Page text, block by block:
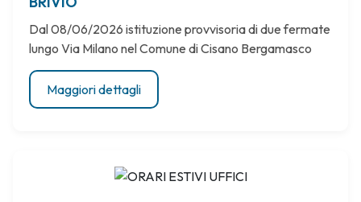
Dal 08/06/2026 istituzione provvisoria di due fermate
lungo Via Milano nel Comune di Cisano Bergamasco
Maggiori dettagli